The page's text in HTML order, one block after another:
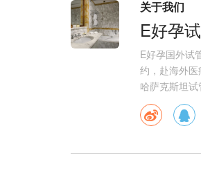
关于我们
E好孕
E好孕国外试
约，赴海外
哈萨克斯坦